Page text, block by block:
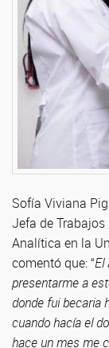
Sofía Viviana
Jefa de
Analítica en la
comentó que: “El
presentarme a
donde fui becaria
cuando hacía el
hace un mes me